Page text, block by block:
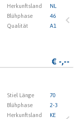
Herkunftsland
NL
Blühphase
46
Qualität A1
€ -,--
5
Stiel Länge
70
Blühphase
2-3
Herkunftsland
KE